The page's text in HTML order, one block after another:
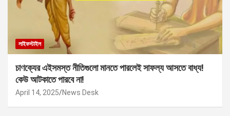
লাইফস্টাইল
চাণক্যের এইসমস্ত নীতিগুলো মানতে পারলেই সাফল্য আসতে বাধ্য!
কেউ আটকাতে পারবে না!
April 14, 2025 News Desk